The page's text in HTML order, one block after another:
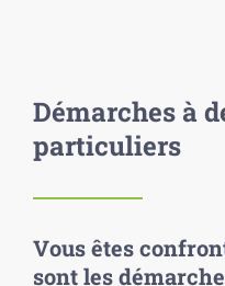
Démarches à
particuliers
Vous êtes
sont les